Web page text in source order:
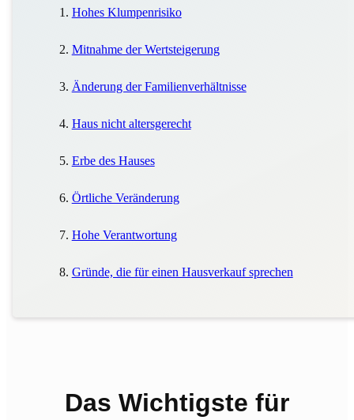
Hohes Klumpenrisiko
Mitnahme der Wertsteigerung
Änderung der Familienverhältnisse
Haus nicht altersgerecht
Erbe des Hauses
Örtliche Veränderung
Hohe Verantwortung
Gründe, die für einen Hausverkauf sprechen
Das Wichtigste für